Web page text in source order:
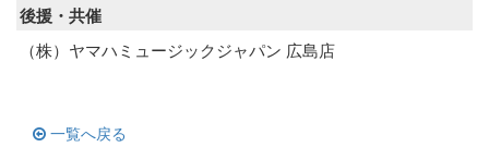
後援・共催
（株）ヤマハミュージックジャパン 広島店
一覧へ戻る